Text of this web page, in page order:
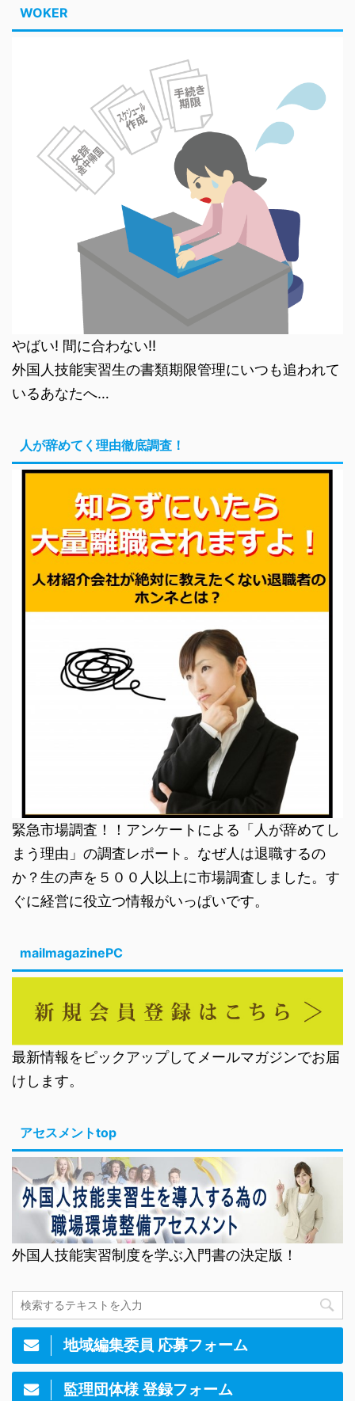
WOKER
やばい! 間に合わない!!
外国人技能実習生の書類期限管理にいつも追われて
いるあなたへ…
人が辞めてく理由徹底調査！
緊急市場調査！！アンケートによる「人が辞めてし
まう理由」の調査レポート。なぜ人は退職するの
か？生の声を５００人以上に市場調査しました。す
ぐに経営に役立つ情報がいっぱいです。
mailmagazinePC
最新情報をピックアップしてメールマガジンでお届
けします。
アセスメントtop
外国人技能実習制度を学ぶ入門書の決定版！
地域編集委員 応募フォーム
監理団体様 登録フォーム